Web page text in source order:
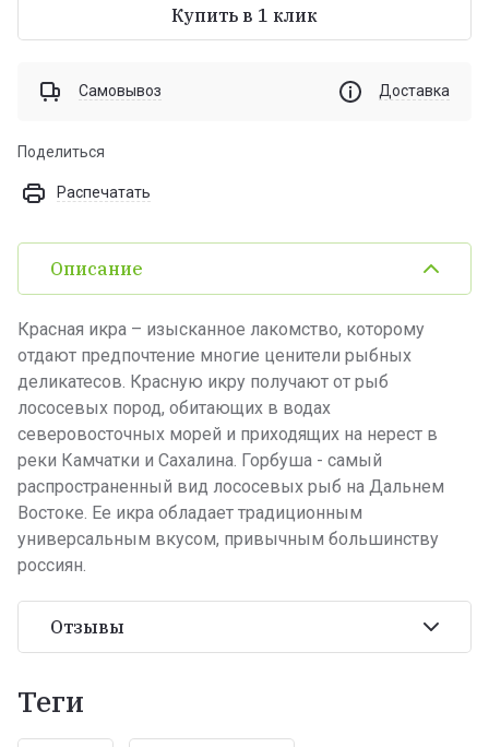
Купить в 1 клик
Самовывоз Доставка
Поделиться
Распечатать
Описание
Красная икра – изысканное лакомство, которому
отдают предпочтение многие ценители рыбных
деликатесов. Красную икру получают от рыб
лососевых пород, обитающих в водах
северовосточных морей и приходящих на нерест в
реки Камчатки и Сахалина. Горбуша - самый
распространенный вид лососевых рыб на Дальнем
Востоке. Ее икра обладает традиционным
универсальным вкусом, привычным большинству
россиян.
Отзывы
теги